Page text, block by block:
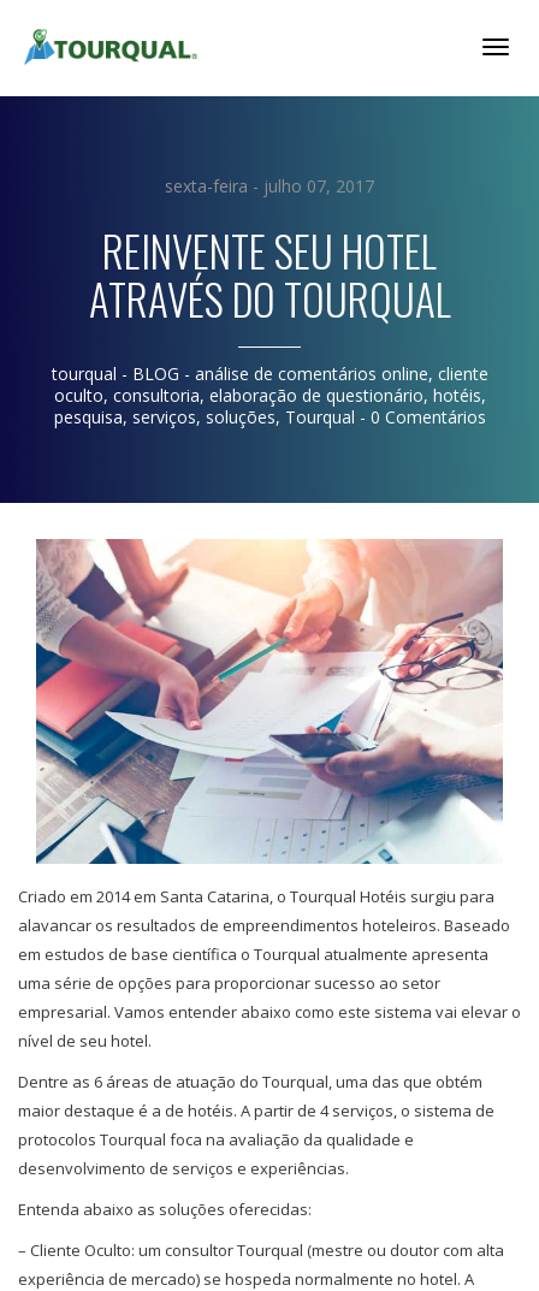
sexta-feira - julho 07, 2017
REINVENTE SEU HOTEL
ATRAVÉS DO TOURQUAL
tourqual - BLOG - análise de comentários online, cliente
oculto, consultoria, elaboração de questionário, hotéis,
pesquisa, serviços, soluções, Tourqual - 0 Comentários
Criado em 2014 em Santa Catarina, o Tourqual Hotéis surgiu para
alavancar os resultados de empreendimentos hoteleiros. Baseado
em estudos de base científica o Tourqual atualmente apresenta
uma série de opções para proporcionar sucesso ao setor
empresarial. Vamos entender abaixo como este sistema vai elevar o
nível de seu hotel.
Dentre as 6 áreas de atuação do Tourqual, uma das que obtém
maior destaque é a de hotéis. A partir de 4 serviços, o sistema de
protocolos Tourqual foca na avaliação da qualidade e
desenvolvimento de serviços e experiências.
Entenda abaixo as soluções oferecidas:
– Cliente Oculto: um consultor Tourqual (mestre ou doutor com alta
experiência de mercado) se hospeda normalmente no hotel. A